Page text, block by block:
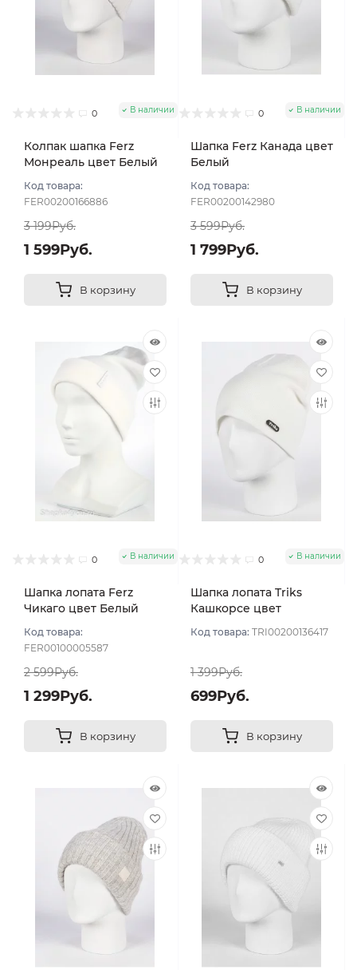
0 В наличии
Колпак шапка Ferz
Монреаль цвет Белый
Код товара:
FER00200166886
3 199Руб.
1 599Руб.
В корзину
0 В наличии
Шапка Ferz Канада цвет
Белый
Код товара:
FER00200142980
3 599Руб.
1 799Руб.
В корзину
0 В наличии
Шапка лопата Ferz
Чикаго цвет Белый
Код товара:
FER00100005587
2 599Руб.
1 299Руб.
В корзину
0 В наличии
Шапка лопата Triks
Кашкорсе цвет
Код товара: TRI00200136417
1 399Руб.
699Руб.
В корзину